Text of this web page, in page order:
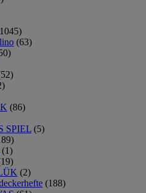
(63)
(86)
SPIEL (5)
(1)
(2)
(188)